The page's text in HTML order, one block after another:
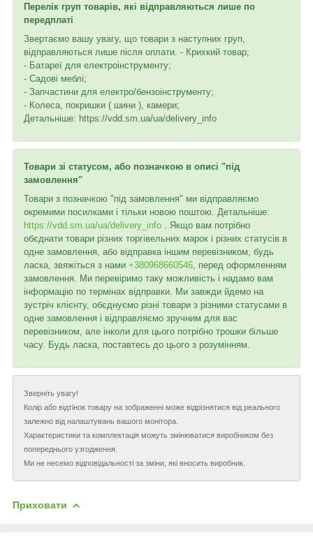
Перелік груп товарів, які відправляються лише по
передплаті
Звертаємо вашу увагу, що товари з наступних груп,
відправляються лише після оплати. - Крихкий товар;
- Батареї для електроінструменту;
- Садові меблі;
- Запчастини для електро/бензоінструменту;
- Колеса, покришки ( шини ), камери;
Детальніше: https://vdd.sm.ua/ua/delivery_info
Товари зі статусом, або позначкою в описі "під
замовлення"
Товари з позначкою "під замовлення" ми відправляємо
окремими посилками і тільки новою поштою. Детальніше:
https://vdd.sm.ua/ua/delivery_info . Якщо вам потрібно
обєднати товари різних торгівельних марок і різних статусів в
одне замовлення, або відправка іншим перевізником, будь
ласка, звяжіться з нами +380968660546 , перед оформленням
замовлення. Ми перевіримо таку можливість і надамо вам
інформацію по термінах відправки. Ми завжди йдемо на
зустріч клієнту, обєднуємо різні товари з різними статусами в
одне замовлення і відправляємо зручним для вас
перевізником, але інколи для цього потрібно трошки більше
часу. Будь ласка, поставтесь до цього з розумінням.
Зверніть увагу!
Колір або відтінок товару на зображенні може відрізнятися від реального
залежно від налаштувань вашого монітора.
Характеристики та комплектація можуть змінюватися виробником без
попереднього узгодження.
Ми не несемо відповідальності за зміни, які вносить виробник.
Приховати